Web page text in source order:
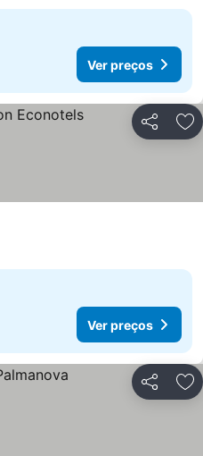
Ver preços
Partilhar
Ver preços
Partilhar